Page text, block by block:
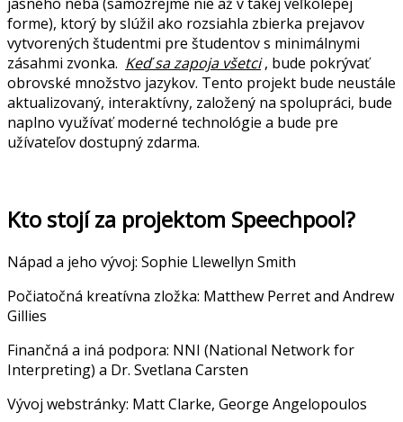
forme), ktorý by slúžil ako rozsiahla zbierka prejavov
vytvorených študentmi pre študentov s minimálnymi
zásahmi zvonka. Keď sa zapoja všetci, bude pokrývať
obrovské množstvo jazykov. Tento projekt bude neustále
aktualizovaný, interaktívny, založený na spolupráci, bude
naplno využívať moderné technológie a bude pre
užívateľov dostupný zdarma.
Kto stojí za projektom Speechpool?
Nápad a jeho vývoj: Sophie Llewellyn Smith
Počiatočná kreatívna zložka: Matthew Perret and Andrew
Gillies
Finančná a iná podpora: NNI (National Network for
Interpreting) a Dr. Svetlana Carsten
Vývoj webstránky: Matt Clarke, George Angelopoulos